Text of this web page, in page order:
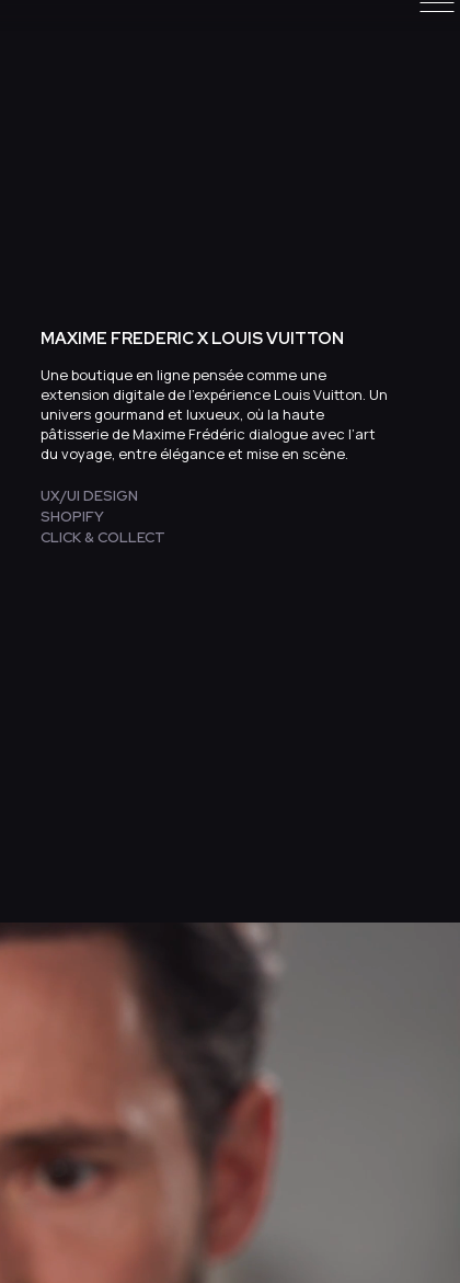
MAXIME FREDERIC X LOUIS VUITTON
Une boutique en ligne pensée comme une
extension digitale de l’expérience Louis Vuitton. Un
univers gourmand et luxueux, où la haute
pâtisserie de Maxime Frédéric dialogue avec l’art
du voyage, entre élégance et mise en scène.
UX/UI DESIGN
SHOPIFY
CLICK & COLLECT